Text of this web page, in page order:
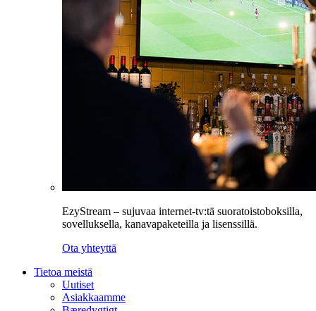
EzyStream – sujuvaa internet-tv:tä suoratoistoboksilla,
sovelluksella, kanavapaketeilla ja lisenssillä.
Ota yhteyttä
Tietoa meistä
Uutiset
Asiakkaamme